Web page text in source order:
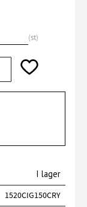
st
Lägg till i
I lager
1520CIG150CRY